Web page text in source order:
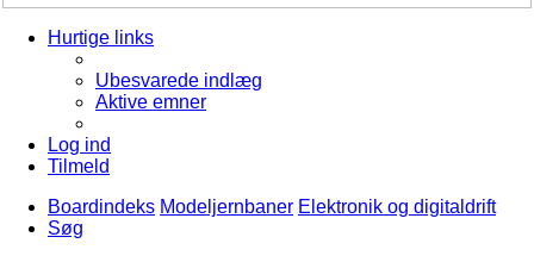
Hurtige links
Ubesvarede indlæg
Aktive emner
Log ind
Tilmeld
Boardindeks Modeljernbaner Elektronik og digitaldrift
Søg